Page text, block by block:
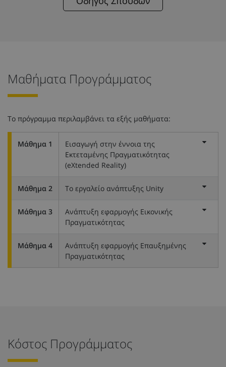
Μαθήματα Προγράμματος
Το πρόγραμμα περιλαμβάνει τα εξής μαθήματα:
Μάθημα 1
Εισαγωγή στην έννοια της
Εκτεταμένης Πραγματικότητας
(eXtended Reality)
Μάθημα 2 Το εργαλείο ανάπτυξης Unity
Μάθημα 3
Ανάπτυξη εφαρμογής Εικονικής
Πραγματικότητας
Μάθημα 4
Ανάπτυξη εφαρμογής Επαυξημένης
Πραγματικότητας
Κόστος Προγράμματος